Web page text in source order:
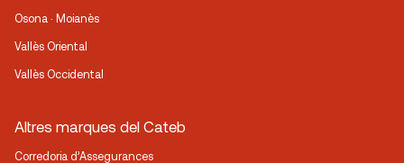
Osona · Moianès
Vallès Oriental
Vallès Occidental
Altres marques del Cateb
Corredoria d’Assegurances